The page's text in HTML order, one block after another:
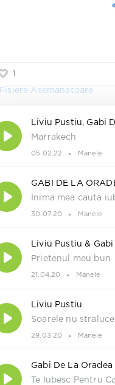
1
Fisiere Asemanatoare
Liviu Pustiu, Gabi
Marrakech
05.02.22 Manele
GABI DE LA
Inima mea cauta
30.07.20 Manele
Liviu Pustiu &
Prietenul meu bun
21.04.20 Manele
Liviu Pustiu
Soarele nu
29.03.20 Manele
Gabi De La
Te Iubesc Pentru